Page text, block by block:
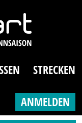
STRECKEN
ANMELDEN